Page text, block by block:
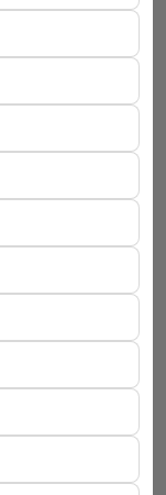
是香港伦敦奕资
位于香港的全球
的72%。
的机遇联系起